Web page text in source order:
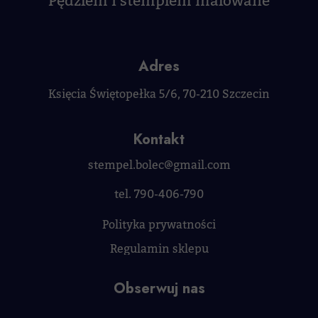
Adres
Polityka prywatności
Regulamin sklepu
stempel.bolec@gmail.com
tel. 790-406-790
Księcia Świętopełka 5/6, 70-210 Szczecin
Kontakt
Obserwuj nas